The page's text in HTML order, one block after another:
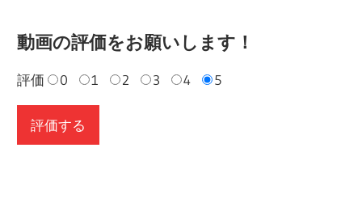
動画の評価をお願いします！
評価 0 1 2 3 4 5